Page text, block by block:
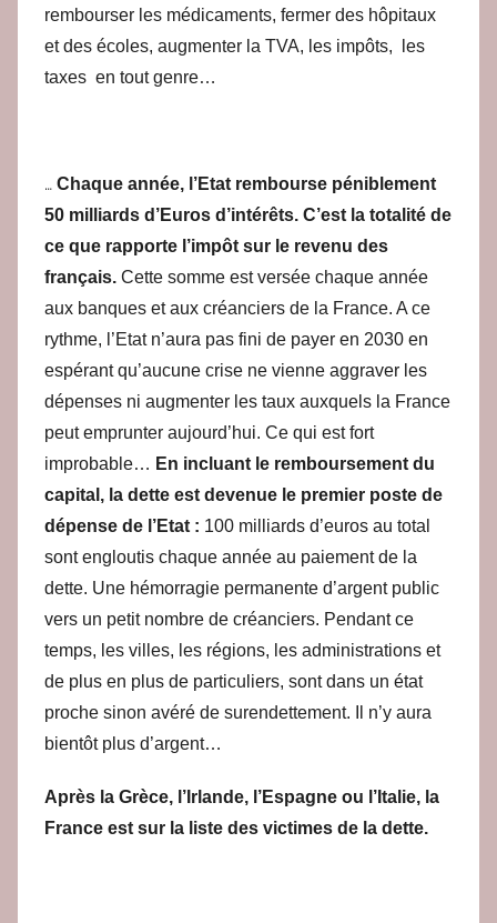
rembourser les médicaments, fermer des hôpitaux
et des écoles, augmenter la TVA, les impôts, les
taxes en tout genre…
… Chaque année, l’Etat rembourse péniblement
50 milliards d’Euros d’intérêts. C’est la totalité de
ce que rapporte l’impôt sur le revenu des
français. Cette somme est versée chaque année
aux banques et aux créanciers de la France. A ce
rythme, l’Etat n’aura pas fini de payer en 2030 en
espérant qu’aucune crise ne vienne aggraver les
dépenses ni augmenter les taux auxquels la France
peut emprunter aujourd’hui. Ce qui est fort
improbable… En incluant le remboursement du
capital, la dette est devenue le premier poste de
dépense de l’Etat : 100 milliards d’euros au total
sont engloutis chaque année au paiement de la
dette. Une hémorragie permanente d’argent public
vers un petit nombre de créanciers. Pendant ce
temps, les villes, les régions, les administrations et
de plus en plus de particuliers, sont dans un état
proche sinon avéré de surendettement. Il n’y aura
bientôt plus d’argent…
Après la Grèce, l’Irlande, l’Espagne ou l’Italie, la
France est sur la liste des victimes de la dette.